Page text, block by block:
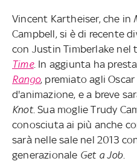
Vincent Kartheiser, che in
Campbell, si è di recente
con Justin Timberlake
Time. In aggiunta ha
Rango, premiato agli
d'animazione, e a breve
Knot. Sua moglie Trudy
conosciuta ai più anche
sarà nelle sale nel 2013
generazionale Get a Job.